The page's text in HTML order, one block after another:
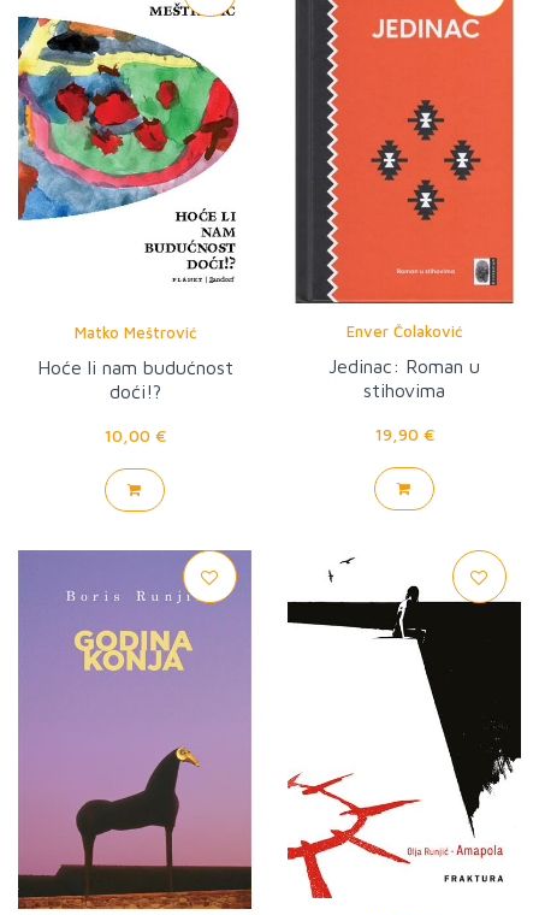
Matko Meštrović
Hoće li nam budućnost
doći!?
10,00 €
Enver Čolaković
Jedinac: Roman u
stihovima
19,90 €